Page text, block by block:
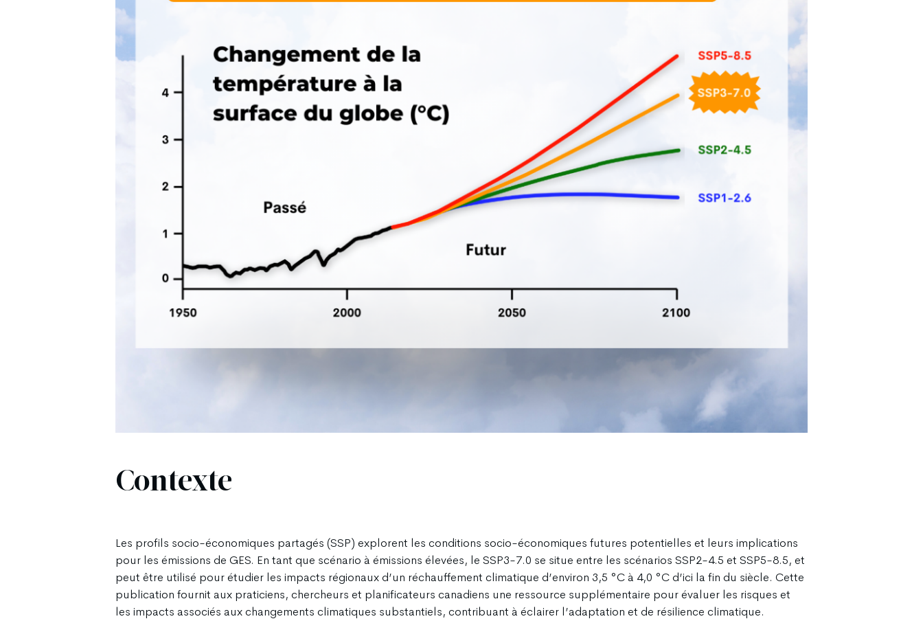
Contexte
Les profils socio-économiques partagés (SSP) explorent les conditions socio-économiques futures potentielles et leurs implications
pour les émissions de GES. En tant que scénario à émissions élevées, le SSP3-7.0 se situe entre les scénarios SSP2-4.5 et SSP5-8.5, et
peut être utilisé pour étudier les impacts régionaux d’un réchauffement climatique d’environ 3,5 °C à 4,0 °C d’ici la fin du siècle. Cette
publication fournit aux praticiens, chercheurs et planificateurs canadiens une ressource supplémentaire pour évaluer les risques et
les impacts associés aux changements climatiques substantiels, contribuant à éclairer l’adaptation et de résilience climatique.